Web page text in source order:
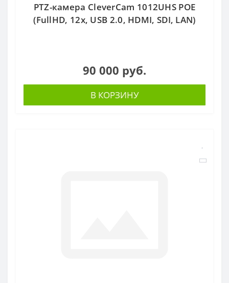
PTZ-камера CleverCam 1012UHS POE
(FullHD, 12x, USB 2.0, HDMI, SDI, LAN)
90 000 руб.
В КОРЗИНУ